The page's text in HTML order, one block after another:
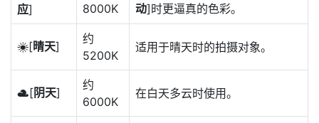
应]
8000K
动]时更逼真的色彩。
H[晴天]
约
5200K
适用于晴天时的拍摄对象。
G[阴天]
约
6000K
在白天多云时使用。